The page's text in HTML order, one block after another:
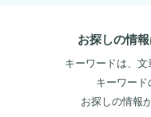
お探しの情
キーワードは、文
キーワード
お探しの情報